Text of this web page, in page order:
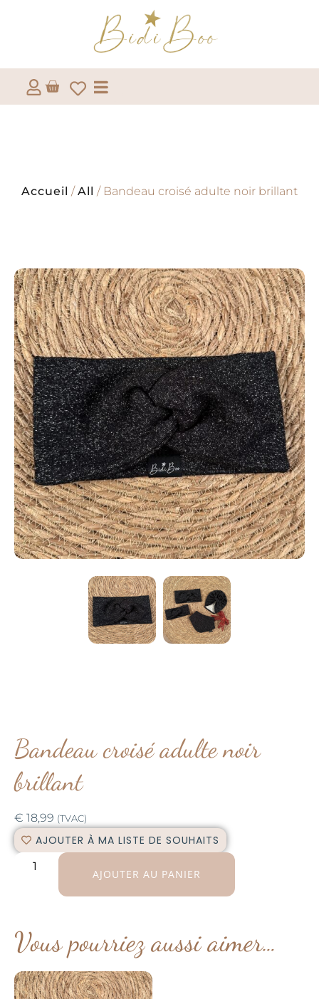
Accueil /All / Bandeau croisé adulte noir brillant
Bandeau croisé adulte noir
brillant
€ 18,99 (TVAC)
AJOUTER À MA LISTE DE SOUHAITS
AJOUTER AU PANIER
Vous pourriez aussi aimer…